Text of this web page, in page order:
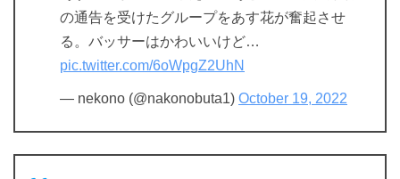
の通告を受けたグループをあす花が奮起させ
る。バッサーはかわいいけど…
pic.twitter.com/6oWpgZ2UhN
— nekono (@nakonobuta1) October 19, 2022